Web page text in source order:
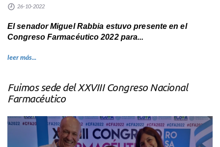
26-10-2022
El senador Miguel Rabbia estuvo presente en el
Congreso Farmacéutico 2022 para...
leer más...
Fuimos sede del XXVIII Congreso Nacional
Farmacéutico